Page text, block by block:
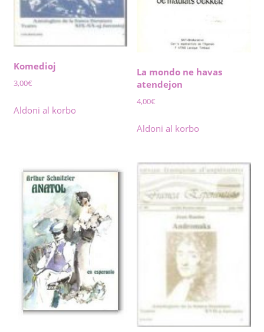
Komedioj
3,00€
Aldoni al korbo
La mondo ne havas
atendejon
4,00€
Aldoni al korbo